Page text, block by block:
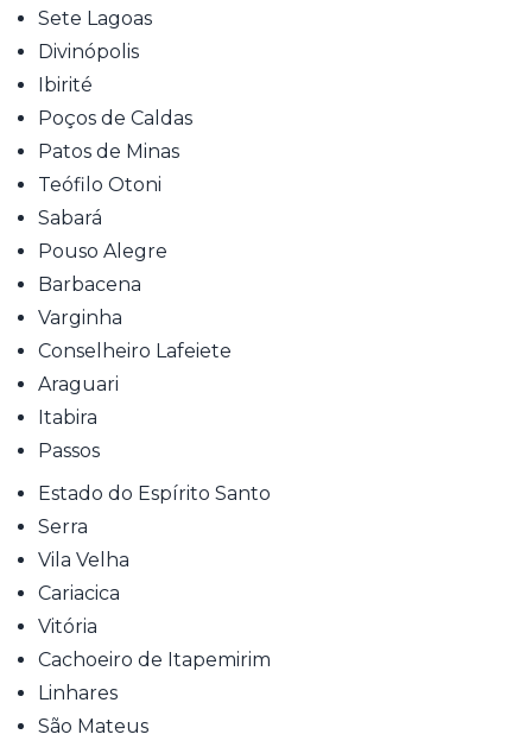
Sete Lagoas
Divinópolis
Ibirité
Poços de Caldas
Patos de Minas
Teófilo Otoni
Sabará
Pouso Alegre
Barbacena
Varginha
Conselheiro Lafeiete
Araguari
Itabira
Passos
Estado do Espírito Santo
Serra
Vila Velha
Cariacica
Vitória
Cachoeiro de Itapemirim
Linhares
São Mateus